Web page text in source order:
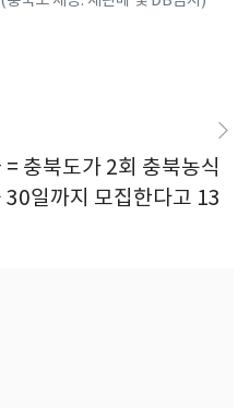
충북도가 2회 충북농식
일까지 모집한다고 13